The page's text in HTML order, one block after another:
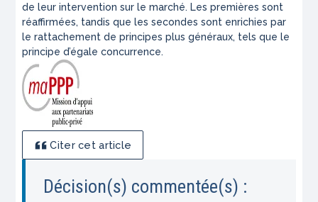
de leur intervention sur le marché. Les premières sont
réaffirmées, tandis que les secondes sont enrichies par
le rattachement de principes plus généraux, tels que le
principe d’égale concurrence.
Citer cet article
Décision(s) commentée(s) :